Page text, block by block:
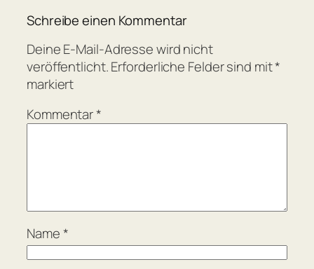
Schreibe einen Kommentar
Deine E-Mail-Adresse wird nicht
veröffentlicht.Erforderliche Felder sind mit*
markiert
Kommentar*
Name*